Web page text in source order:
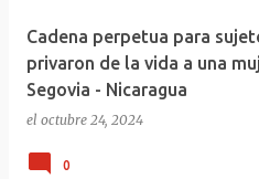
Cadena perpetua para
privaron de la vida a una
Segovia - Nicaragua
el octubre 24, 2024
0